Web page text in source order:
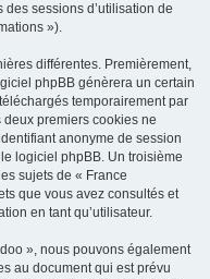
sessions d’utilisation de
»).
différentes. Premièrement,
phpBB génèrera un certain
temporairement par
deux premiers cookies ne
anonyme de session
logiciel phpBB. Un troisième
sujets de « France
que vous avez consultés et
en tant qu’utilisateur.
», nous pouvons également
au document qui est prévu